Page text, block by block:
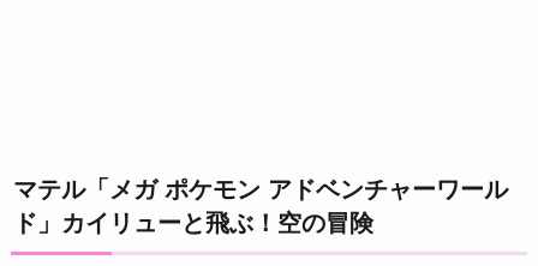
マテル「メガ ポケモン アドベンチャーワール
ド」カイリューと飛ぶ！空の冒険